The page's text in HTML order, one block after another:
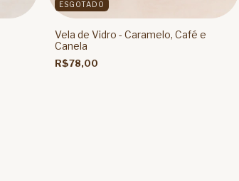
ESGOTADO
Vela de Vidro - Caramelo, Café e
Canela
R$78,00